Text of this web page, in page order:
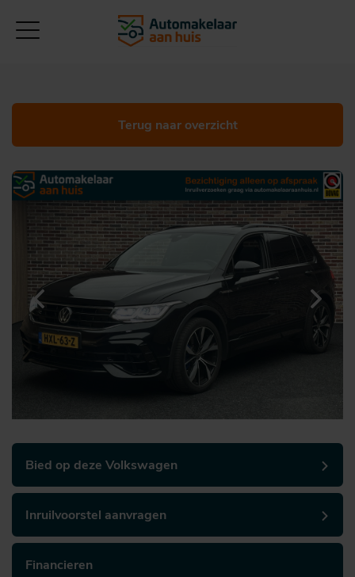
Terug naar overzicht
Bied op deze Volkswagen
Inruilvoorstel aanvragen
Financieren